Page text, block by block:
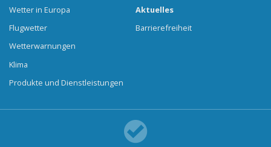
Wetter in Europa
Flugwetter
Wetterwarnungen
Klima
Produkte und Dienstleistungen
Aktuelles
Barrierefreiheit